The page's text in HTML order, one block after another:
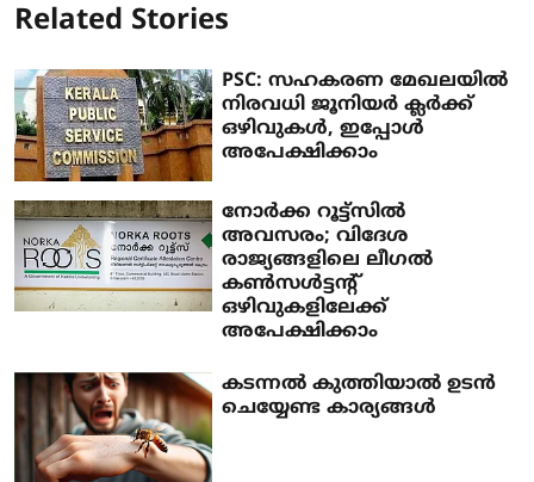
Related Stories
PSC: സഹകരണ മേഖലയിൽ
നിരവധി ജൂനിയർ ക്ലർക്ക്
ഒഴിവുകൾ, ഇപ്പോൾ
അപേക്ഷിക്കാം
നോർക്ക റൂട്ട്സിൽ
അവസരം; വിദേശ
രാജ്യങ്ങളിലെ ലീഗൽ
കൺസൾട്ടന്റ്
ഒഴിവുകളിലേക്ക്
അപേക്ഷിക്കാം
കടന്നൽ കുത്തിയാൽ ഉടൻ
ചെയ്യേണ്ട കാര്യങ്ങൾ